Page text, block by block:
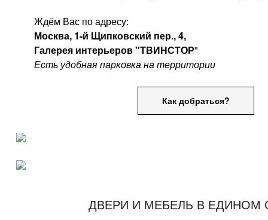
Ждём Вас по адресу:
Москва, 1-й Щипковский пер., 4,
Галерея интерьеров "ТВИНСТОР"
Есть удобная парковка на территории
Как добраться?
ДВЕРИ И МЕБЕЛЬ В ЕДИНОМ